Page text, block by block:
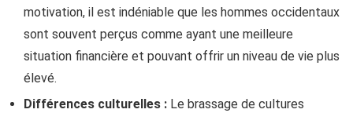
motivation, il est indéniable que les hommes occidentaux
sont souvent perçus comme ayant une meilleure
situation financière et pouvant offrir un niveau de vie plus
élevé.
Différences culturelles : Le brassage de cultures